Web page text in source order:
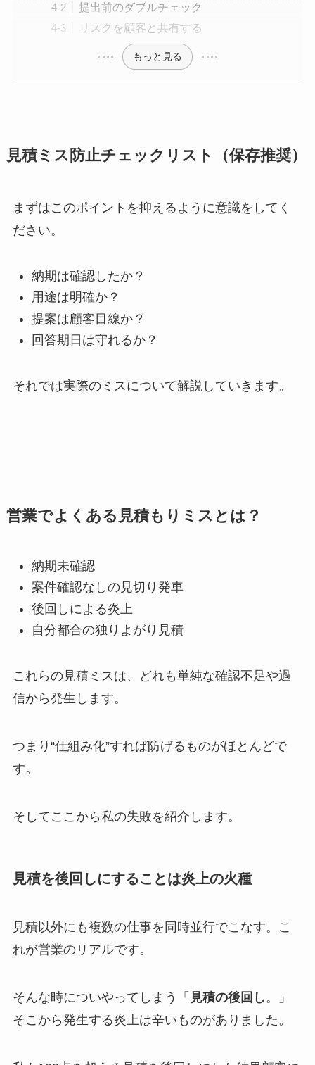
提出前のダブルチェック
リスクを顧客と共有する
もっと見る
見積ミス防止チェックリスト（保存推奨）
まずはこのポイントを抑えるように意識をしてく
ださい。
納期は確認したか？
用途は明確か？
提案は顧客目線か？
回答期日は守れるか？
それでは実際のミスについて解説していきます。
営業でよくある見積もりミスとは？
納期未確認
案件確認なしの見切り発車
後回しによる炎上
自分都合の独りよがり見積
これらの見積ミスは、どれも単純な確認不足や過
信から発生します。
つまり“仕組み化”すれば防げるものがほとんどで
す。
そしてここから私の失敗を紹介します。
見積を後回しにすることは炎上の火種
見積以外にも複数の仕事を同時並行でこなす。こ
れが営業のリアルです。
そんな時についやってしまう「 見積の後回し 。」
そこから発生する炎上は辛いものがありました。